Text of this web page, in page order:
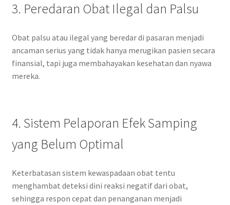
3. Peredaran Obat Ilegal dan Palsu
Obat palsu atau ilegal yang beredar di pasaran menjadi
ancaman serius yang tidak hanya merugikan pasien secara
finansial, tapi juga membahayakan kesehatan dan nyawa
mereka.
4. Sistem Pelaporan Efek Samping
yang Belum Optimal
Keterbatasan sistem kewaspadaan obat tentu
menghambat deteksi dini reaksi negatif dari obat,
sehingga respon cepat dan penanganan menjadi